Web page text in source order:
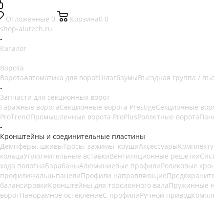
Отложенные 0 Корзина0 0
shop-alutech.ru
-
Каталог
-
Ворота
ВоротаАвтоматика для воротШлагбаумыВъездная группа /
-
Запчасти для секционных ворот
Гаражные воротаСекционные ворота PrestigeСекционные
ProTrendПромышленные ворота ProPlusРоллетные ворота
-
Кронштейны и соединительные пластины
Демпферы, шкивыТросы, зажимы, коушиАксессуары
кольцаУплотнительные вставкиВентиляционные решетки
хода полотнаБарабаныАлюминиевые профилиРоликовые
профилиФальш-панелиПрофили направляющие
балансировкиКронштейны для торсионного валаПружинные
воротПанорамное остеклениеС-профилиРучной привод